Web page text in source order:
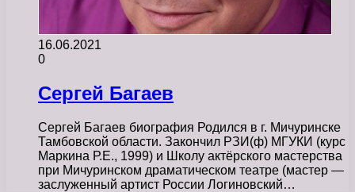
16.06.2021
0
Сергей Багаев
Сергей Багаев биография Родился в г. Мичуринске
Тамбовской области. Закончил РЗИ(ф) МГУКИ (курс
Маркина Р.Е., 1999) и Школу актёрского мастерства
при Мичуринском драматическом театре (мастер —
заслуженный артист России Логиновский…